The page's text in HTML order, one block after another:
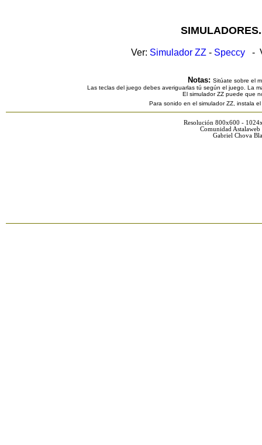
Ver: Simulador ZZ - Speccy -
Notas: Sitúate sobre el
Las teclas del juego debes averiguarlas tú según el juego. La
El simulador ZZ puede que
Para sonido en el simulador ZZ, instala
Resolución 800x600 -
Comunidad
Gabriel Chova